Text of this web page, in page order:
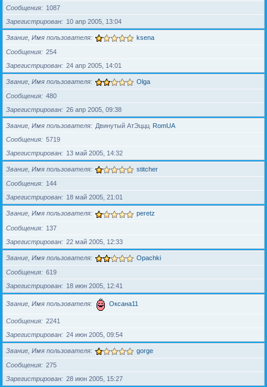
Сообщения
1087
Зарегистрирован
10 апр 2005, 13:04
Звание, Имя пользователя ksena
Сообщения
254
Зарегистрирован
24 апр 2005, 14:01
Звание, Имя пользователя Olga
Сообщения
480
Зарегистрирован
26 апр 2005, 09:38
Звание, Имя пользователя Двинутый АтЭццц RomUA
Сообщения
5719
Зарегистрирован
13 май 2005, 14:32
Звание, Имя пользователя stitcher
Сообщения
144
Зарегистрирован
18 май 2005, 21:01
Звание, Имя пользователя peretz
Сообщения
137
Зарегистрирован
22 май 2005, 12:33
Звание, Имя пользователя Opachki
Сообщения
619
Зарегистрирован
18 июн 2005, 12:41
Звание, Имя пользователя Оксана11
Сообщения
2241
Зарегистрирован
24 июн 2005, 09:54
Звание, Имя пользователя gorge
Сообщения
275
Зарегистрирован
28 июн 2005, 15:27